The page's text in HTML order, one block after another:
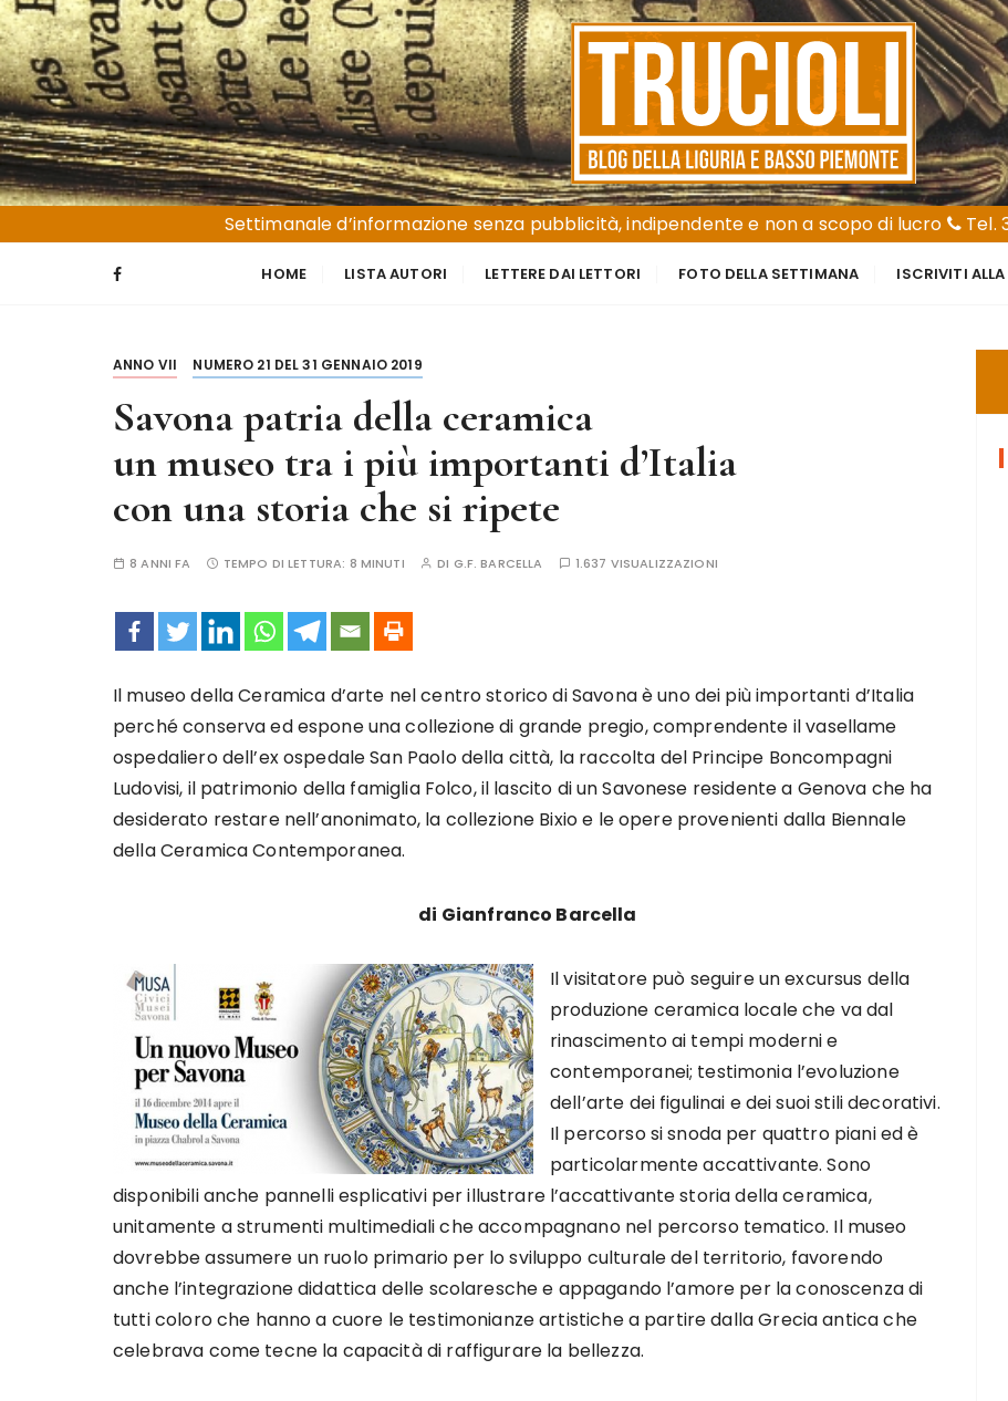
S
a
l
t
a
a
l
c
Trucioli
Liguria e Basso Piemonte
Settimanale d’informazione senza pubblicità, indipendente e non a scopo di lucro
Tel.
HOME LISTA AUTORI LETTERE DAI LETTORI FOTO DELLA SETTIMANA ISCRIVITI ALLA
ANNO VII NUMERO 21 DEL 31 GENNAIO 2019
Savona patria della ceramica
un museo tra i più importanti d’Italia
con una storia che si ripete
8 ANNI FA TEMPO DI LETTURA: 8 MINUTI DI G.F. BARCELLA 1.637 VISUALIZZAZIONI
Il museo della Ceramica d’arte nel centro storico di Savona è uno dei più importanti d’Italia
perché conserva ed espone una collezione di grande pregio, comprendente il vasellame
ospedaliero dell’ex ospedale San Paolo della città, la raccolta del Principe Boncompagni
Ludovisi, il patrimonio della famiglia Folco, il lascito di un Savonese residente a Genova che ha
desiderato restare nell’anonimato, la collezione Bixio e le opere provenienti dalla Biennale
della Ceramica Contemporanea.
di Gianfranco Barcella
Il visitatore può seguire un excursus della
produzione ceramica locale che va dal
rinascimento ai tempi moderni e
contemporanei; testimonia l’evoluzione
dell’arte dei figulinai e dei suoi stili decorativi.
Il percorso si snoda per quattro piani ed è
particolarmente accattivante. Sono
disponibili anche pannelli esplicativi per illustrare l’accattivante storia della ceramica,
unitamente a strumenti multimediali che accompagnano nel percorso tematico. Il museo
dovrebbe assumere un ruolo primario per lo sviluppo culturale del territorio, favorendo
anche l’integrazione didattica delle scolaresche e appagando l’amore per la conoscenza di
tutti coloro che hanno a cuore le testimonianze artistiche a partire dalla Grecia antica che
celebrava come tecne la capacità di raffigurare la bellezza.